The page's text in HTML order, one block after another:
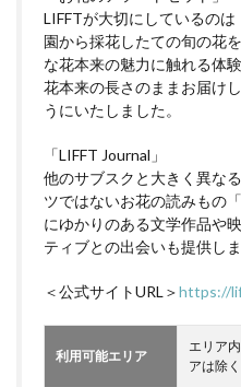
LIFFTが大切にしているの
園から採花したての旬の花
な花本来の魅力に触れる体
花本来の長さのままお届け
うにいたしました。
「LIFFT Journal」
他のサブスクと大きく異な
ツではないお花の読みもの
にゆかりのある文学作品や
ティブとの出会いも提供しま
＜公式サイトURL＞https://
利用可能エリア
エリア
アは除く